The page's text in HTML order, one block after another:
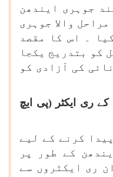
جوہری ایندھن
والا جوہری
۔ اس کا مقصد
کو بتدریج یکجا
کی آزادی کو
کے ری ایکٹر (پی ایچ
کرنے کے لیے
کے طور پر
ری ایکٹروں سے